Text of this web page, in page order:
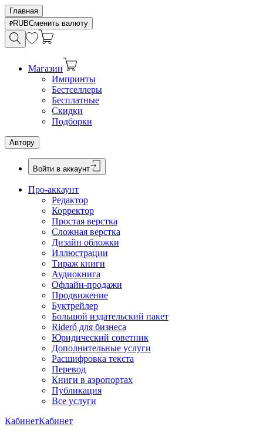
Главная
RUBСменить валюту
Магазин
Импринты
Бестселлеры
Бесплатные
Скидки
Подборки
Автору
Войти в аккаунт
Про-аккаунт
Редактор
Корректор
Простая верстка
Сложная верстка
Дизайн обложки
Иллюстрации
Тираж книги
Аудиокнига
Офлайн-продажи
Продвижение
Буктрейлер
Большой издательский пакет
Rideró для бизнеса
Юридический советник
Дополнительные услуги
Расшифровка текста
Перевод
Книги в аэропортах
Публикация
Все услуги
КабинетКабинет